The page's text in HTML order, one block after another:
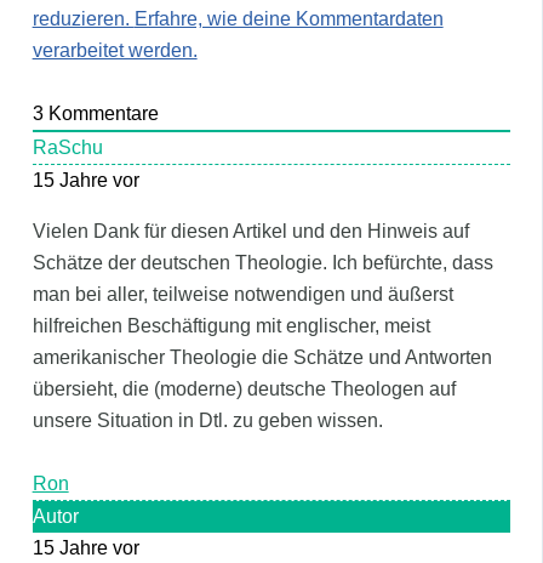
reduzieren. Erfahre, wie deine Kommentardaten
verarbeitet werden.
3Kommentare
RaSchu
15 Jahre vor
Vielen Dank für diesen Artikel und den Hinweis auf
Schätze der deutschen Theologie. Ich befürchte, dass
man bei aller, teilweise notwendigen und äußerst
hilfreichen Beschäftigung mit englischer, meist
amerikanischer Theologie die Schätze und Antworten
übersieht, die (moderne) deutsche Theologen auf
unsere Situation in Dtl. zu geben wissen.
Ron
Autor
15 Jahre vor